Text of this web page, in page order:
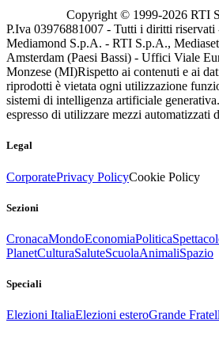
Copyright © 1999-2026 RTI
P.Iva 03976881007 - Tutti i diritti riservati
Mediamond S.p.A. - RTI S.p.A.,
Amsterdam (Paesi Bassi) - Uffici Viale
Monzese (MI)Rispetto ai contenuti e ai
riprodotti è vietata ogni utilizzazione
sistemi di intelligenza artificiale
espresso di utilizzare mezzi automatizzati
Legal
CorporatePrivacy PolicyCookie Policy
Sezioni
CronacaMondoEconomiaPolitica
PlanetCulturaSaluteScuolaAnimaliSpazio
Speciali
Elezioni ItaliaElezioni esteroGrande